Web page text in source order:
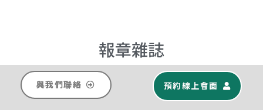
報章雜誌
與我們聯絡 預約線上會面